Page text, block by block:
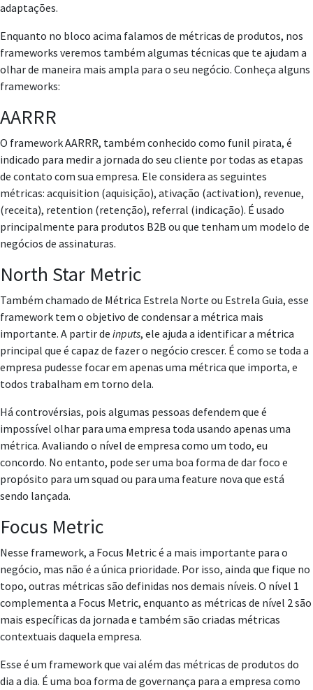
adaptações.
Enquanto no bloco acima falamos de métricas de produtos, nos
frameworks veremos também algumas técnicas que te ajudam a
olhar de maneira mais ampla para o seu negócio. Conheça alguns
frameworks:
AARRR
O framework AARRR, também conhecido como funil pirata, é
indicado para medir a jornada do seu cliente por todas as etapas
de contato com sua empresa. Ele considera as seguintes
métricas: acquisition (aquisição), ativação (activation), revenue,
(receita), retention (retenção), referral (indicação). É usado
principalmente para produtos B2B ou que tenham um modelo de
negócios de assinaturas.
North Star Metric
Também chamado de Métrica Estrela Norte ou Estrela Guia, esse
framework tem o objetivo de condensar a métrica mais
importante. A partir de inputs, ele ajuda a identificar a métrica
principal que é capaz de fazer o negócio crescer. É como se toda a
empresa pudesse focar em apenas uma métrica que importa, e
todos trabalham em torno dela.
Há controvérsias, pois algumas pessoas defendem que é
impossível olhar para uma empresa toda usando apenas uma
métrica. Avaliando o nível de empresa como um todo, eu
concordo. No entanto, pode ser uma boa forma de dar foco e
propósito para um squad ou para uma feature nova que está
sendo lançada.
Focus Metric
Nesse framework, a Focus Metric é a mais importante para o
negócio, mas não é a única prioridade. Por isso, ainda que fique no
topo, outras métricas são definidas nos demais níveis. O nível 1
complementa a Focus Metric, enquanto as métricas de nível 2 são
mais específicas da jornada e também são criadas métricas
contextuais daquela empresa.
Esse é um framework que vai além das métricas de produtos do
dia a dia. É uma boa forma de governança para a empresa como